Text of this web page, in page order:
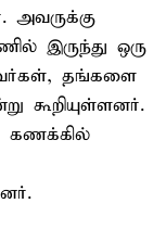
அவருக்கு
இருந்து ஒரு
தங்களை
கூறியுள்ளனர்.
கணக்கில்